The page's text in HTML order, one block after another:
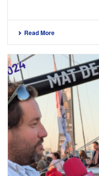
Read More